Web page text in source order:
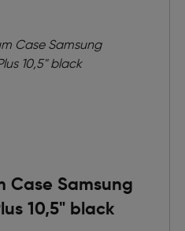
Case Samsung
10,5" black